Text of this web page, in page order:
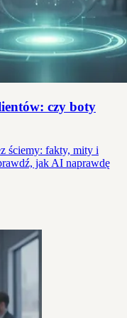
czy boty
ściemy: fakty, mity i
jak AI naprawdę